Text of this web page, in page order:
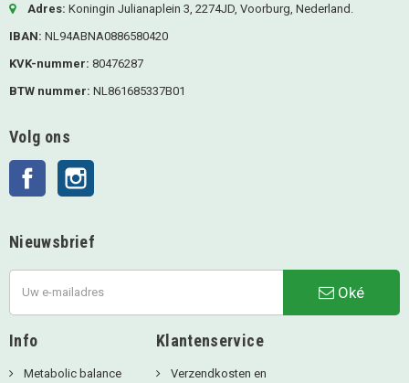
Adres: Koningin Julianaplein 3, 2274JD, Voorburg, Nederland.
IBAN: NL94ABNA0886580420
KVK-nummer: 80476287
BTW nummer: NL861685337B01
Volg ons
Facebook
Nieuwsbrief
Oké
Info
Metabolic balance
Klantenservice
Verzendkosten en